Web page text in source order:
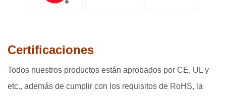
Certificaciones
Todos nuestros productos están aprobados por CE, UL y
etc., además de cumplir con los requisitos de RoHS, la